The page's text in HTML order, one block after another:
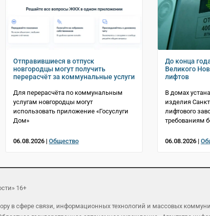
Отправившиеся в отпуск
новгородцы могут получить
перерасчёт за коммунальные услуги
Для перерасчёта по коммунальным
услугам новгородцы могут
использовать приложение «Госуслуги
Дом»
06.08.2026 | Общество
До конца
Великого
лифтов
В домах
изделия
лифтового
требованиям
06.08.2026 |
16+
в сфере связи, информационных технологий и массовых